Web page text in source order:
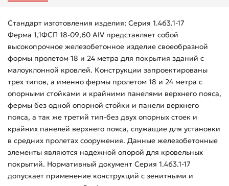
Стандарт изготовления изделия: Серия 1.463.1-17
Ферма 1,1ФСП 18-09,60 АIV представляет собой
высокопрочное железобетонное изделие своеобразной
формы пролетом 18 и 24 метра для покрытия зданий с
малоуклонной кровлей. Конструкции запроектированы
трех типов, а именно фермы пролетом 18 и 24 метра с
опорными стойками и крайними панелями верхнего пояса,
фермы без одной опорной стойки и панели верхнего
пояса, а так же третий тип-без двух опорных стоек и
крайних панелей верхнего пояса, служащие для установки
в средних пролетах сооружения. Данные железобетонные
элементы являются надежной опорой для кровельных
покрытий. Нормативный документ Серия 1.463.1-17
допускает применение конструкций с зенитными и